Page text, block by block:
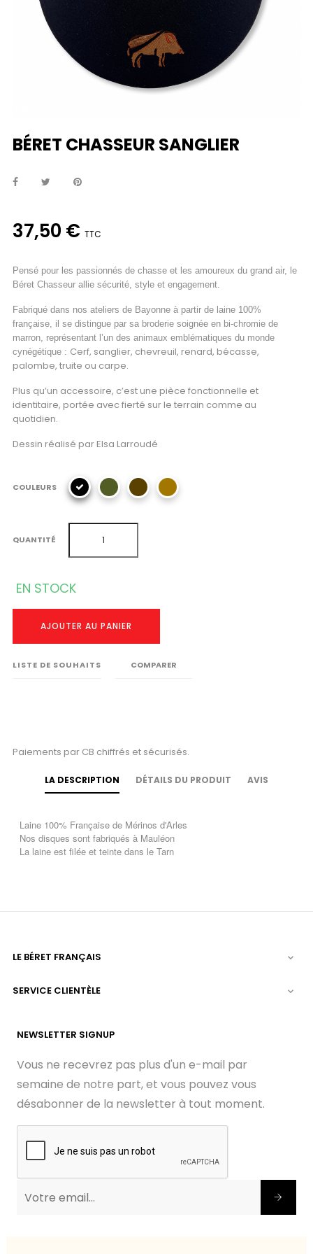
BÉRET CHASSEUR SANGLIER
37,50 € TTC
Pensé pour les passionnés de chasse et les amoureux du grand air, le
Béret Chasseur allie sécurité, style et engagement.
Fabriqué dans nos ateliers de Bayonne à partir de laine 100%
française, il se distingue par sa broderie soignée en bi-chromie de
marron, représentant l’un des animaux emblématiques du monde
cynégétique : Cerf, sanglier, chevreuil, renard, bécasse,
palombe, truite ou carpe.
Plus qu’un accessoire, c’est une pièce fonctionnelle et
identitaire, portée avec fierté sur le terrain comme au
quotidien.
Dessin réalisé par Elsa Larroudé
COULEURS
QUANTITÉ
EN STOCK
AJOUTER AU PANIER
LISTE DE SOUHAITS COMPARER
Paiements par CB chiffrés et sécurisés.
LA DESCRIPTION DÉTAILS DU PRODUIT AVIS
Laine 100% Française de Mérinos d'Arles
Nos disques sont fabriqués à Mauléon
La laine est filée et teinte dans le Tarn
LE BÉRET FRANÇAIS 
SERVICE CLIENTÈLE 
NEWSLETTER SIGNUP
Vous ne recevrez pas plus d'un e-mail par
semaine de notre part, et vous pouvez vous
désabonner de la newsletter à tout moment.